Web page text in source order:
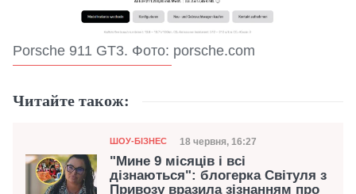
Porsche 911 GT3. Фото: porsche.com
Читайте також:
Категорія
ШОУ-БІЗНЕС Дата публікації
18 червня, 16:27
"Мине 9 місяців і всі
дізнаються": блогерка Світуля з
Привозу вразила зізнанням про